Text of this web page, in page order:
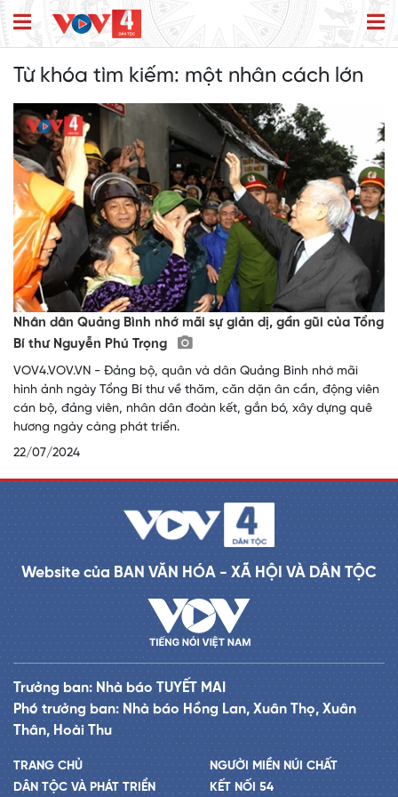
Từ khóa tìm kiếm: một nhân cách lớn
Nhân dân Quảng Bình nhớ mãi sự giản dị, gần gũi của Tổng
Bí thư Nguyễn Phú Trọng
VOV4.VOV.VN - Đảng bộ, quân và dân Quảng Bình nhớ mãi
hình ảnh ngày Tổng Bí thư về thăm, căn dặn ân cần, động viên
cán bộ, đảng viên, nhân dân đoàn kết, gắn bó, xây dựng quê
hương ngày càng phát triển.
22/07/2024
Website của BAN VĂN HÓA - XÃ HỘI VÀ DÂN TỘC
Trưởng ban: Nhà báo TUYẾT MAI
Phó trưởng ban: Nhà báo Hồng Lan, Xuân Thọ, Xuân
Thân, Hoài Thu
TRANG CHỦ
DÂN TỘC VÀ PHÁT TRIỂN
NGƯỜI MIỀN NÚI CHẤT
KẾT NỐI 54